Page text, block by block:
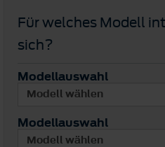
Für welches Modell
sich?
Modellauswahl
Modellauswahl